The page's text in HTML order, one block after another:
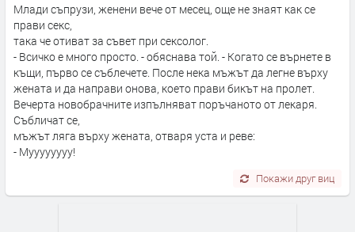
Млади съпрузи, женени вече от месец, още не знаят как се
прави секс,
така че отиват за съвет при сексолог.
- Всичко е много просто. - обяснава той. - Когато се върнете в
къщи, първо се съблечете. После нека мъжът да легне върху
жената и да направи онова, което прави бикът на пролет.
Вечерта новобрачните изпълняват поръчаното от лекаря.
Събличат се,
мъжът ляга върху жената, отваря уста и реве:
- Муууууууу!
Покажи друг виц